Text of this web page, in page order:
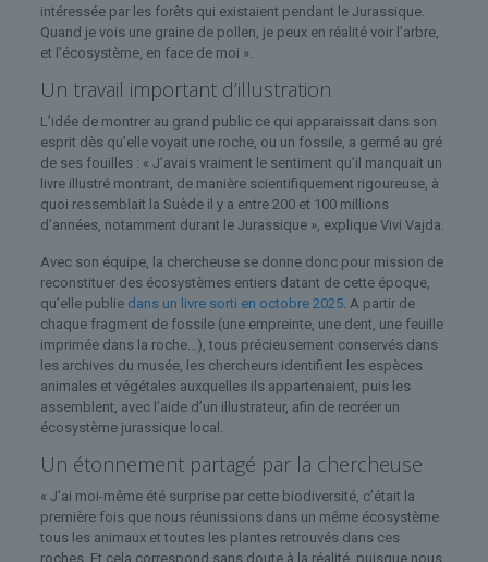
intéressée par les forêts qui existaient pendant le Jurassique.
Quand je vois une graine de pollen, je peux en réalité voir l’arbre,
et l’écosystème, en face de moi ».
Un travail important d’illustration
L’idée de montrer au grand public ce qui apparaissait dans son
esprit dès qu’elle voyait une roche, ou un fossile, a germé au gré
de ses fouilles : « J’avais vraiment le sentiment qu’il manquait un
livre illustré montrant, de manière scientifiquement rigoureuse, à
quoi ressemblait la Suède il y a entre 200 et 100 millions
d’années, notamment durant le Jurassique », explique Vivi Vajda.
Avec son équipe, la chercheuse se donne donc pour mission de
reconstituer des écosystèmes entiers datant de cette époque,
qu’elle publie dans un livre sorti en octobre 2025. A partir de
chaque fragment de fossile (une empreinte, une dent, une feuille
imprimée dans la roche…), tous précieusement conservés dans
les archives du musée, les chercheurs identifient les espèces
animales et végétales auxquelles ils appartenaient, puis les
assemblent, avec l’aide d’un illustrateur, afin de recréer un
écosystème jurassique local.
Un étonnement partagé par la chercheuse
« J’ai moi-même été surprise par cette biodiversité, c’était la
première fois que nous réunissions dans un même écosystème
tous les animaux et toutes les plantes retrouvés dans ces
roches. Et cela correspond sans doute à la réalité, puisque nous